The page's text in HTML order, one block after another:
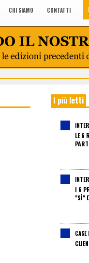
CHI SIAMO CONTATTI
I più letti
LE 6
I 6
"SÌ"